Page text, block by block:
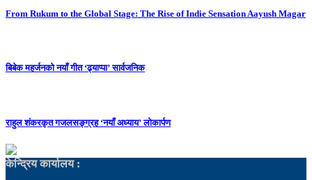
From Rukum to the Global Stage: The Rise of Indie Sensation Aayush Magar
बिबेक महर्जनको नयाँ गीत ‘ढ्याप्पा’ सार्वजनिक
राहुल शंकरकृत गजलसङ्ग्रह ‘नयाँ अध्याय’ लोकार्पण
केन्द्रिय कार्यालय :